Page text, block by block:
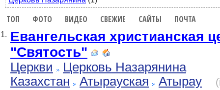
ТОП ФОТО ВИДЕО СВЕЖИЕ САЙТЫ ПОЧТА
1. Евангельская христианская
"Святость"
Церкви
Церковь Назарянина
Казахстан
Атырауская Атырау